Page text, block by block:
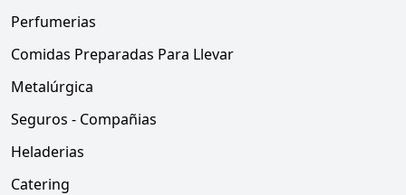
Perfumerias
Comidas Preparadas Para Llevar
Metalúrgica
Seguros - Compañias
Heladerias
Catering